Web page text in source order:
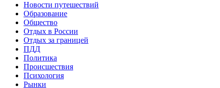
Новости путешествий
Образование
Общество
Отдых в России
Отдых за границей
ПДД
Политика
Происшествия
Психология
Рынки